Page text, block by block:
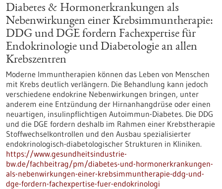
Diabetes & Hormonerkrankungen als
Nebenwirkungen einer Krebsimmuntherapie:
DDG und DGE fordern Fachexpertise für
Endokrinologie und Diabetologie an allen
Krebszentren
Moderne Immuntherapien können das Leben von Menschen
mit Krebs deutlich verlängern. Die Behandlung kann jedoch
verschiedene endokrine Nebenwirkungen bringen, unter
anderem eine Entzündung der Hirnanhangdrüse oder einen
neuartigen, insulinpflichtigen Autoimmun-Diabetes. Die DDG
und die DGE fordern deshalb im Rahmen einer Krebstherapie
Stoffwechselkontrollen und den Ausbau spezialisierter
endokrinologisch-diabetologischer Strukturen in Kliniken.
https://www.gesundheitsindustrie-
bw.de/fachbeitrag/pm/diabetes-und-hormonerkrankungen-
als-nebenwirkungen-einer-krebsimmuntherapie-ddg-und-
dge-fordern-fachexpertise-fuer-endokrinologi